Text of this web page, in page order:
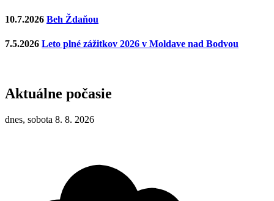
10.7.2026 Beh Ždaňou
7.5.2026 Leto plné zážitkov 2026 v Moldave nad Bodvou
Aktuálne počasie
dnes, sobota 8. 8. 2026